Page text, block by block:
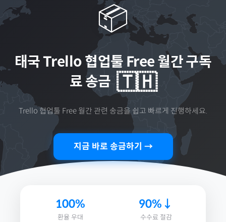
📦
태국Trello 협업툴 Free 월간 구독
료 송금 🇹🇭
Trello 협업툴 Free 월간 관련 송금을 쉽고 빠르게 진행하세요.
지금 바로 송금하기 →
100%
환율 우대
90%↓
수수료 절감